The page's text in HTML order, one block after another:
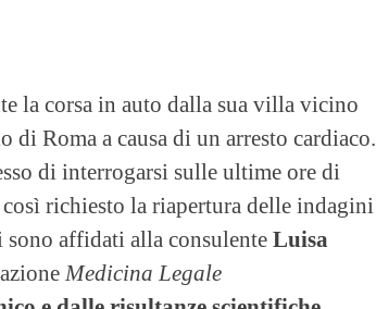
la corsa in auto dalla sua villa vicino
di Roma a causa di un arresto cardiaco.
di interrogarsi sulle ultime ore di
richiesto la riapertura delle indagini
affidati alla consulente Luisa
Medicina Legale